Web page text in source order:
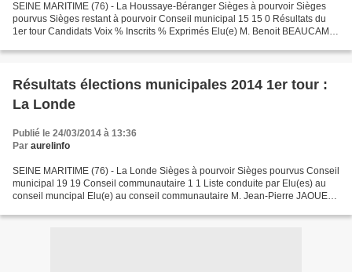
SEINE MARITIME (76) - La Houssaye-Béranger Sièges à pourvoir Sièges
pourvus Sièges restant à pourvoir Conseil municipal 15 15 0 Résultats du
1er tour Candidats Voix % Inscrits % Exprimés Elu(e) M. Benoit BEAUCAMP
Résultats élections municipales 2014 1er tour :
La Londe
Publié le 24/03/2014 à 13:36
Par aurelinfo
SEINE MARITIME (76) - La Londe Sièges à pourvoir Sièges pourvus Conseil
municipal 19 19 Conseil communautaire 1 1 Liste conduite par Elu(es) au
conseil muncipal Elu(e) au conseil communautaire M. Jean-Pierre JAOUEN